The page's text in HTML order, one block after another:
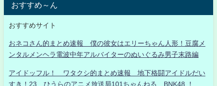
おすすめ～ん
おすすめサイト
おネコさん的まとめ速報 僕の彼女はエリーちゃん人形！豆腐メ
ンタルメンヘラ電波中年アルバイターのぬいぐるみ男子末路編
アイドッフル！ ワタクシ的まとめ速報 地下格闘アイドルだい
すき！23 ひうらのアニメ放送局101ちゃんねる BNK48 ！